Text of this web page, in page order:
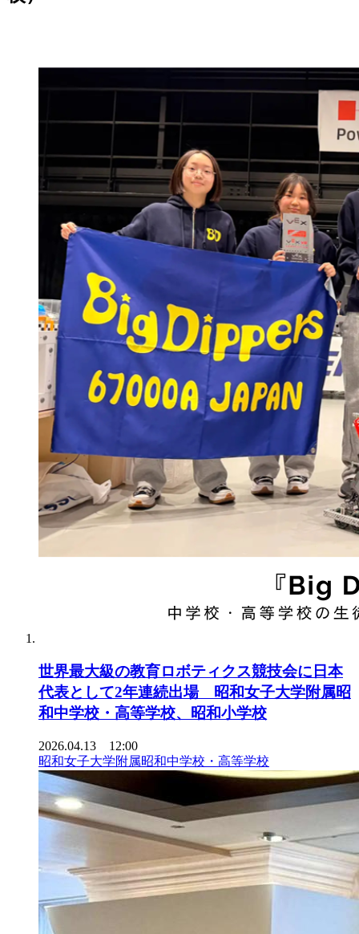
世界最大級の教育ロボティクス競技会に日本
代表として2年連続出場 昭和女子大学附属昭
和中学校・高等学校、昭和小学校
2026.04.13 12:00
昭和女子大学附属昭和中学校・高等学校